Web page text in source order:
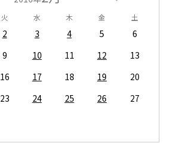
火 水 木 金 土
2 3 4 5
6
9 10 11 12
13
16 17 18 19
20
23 24 25 26
27